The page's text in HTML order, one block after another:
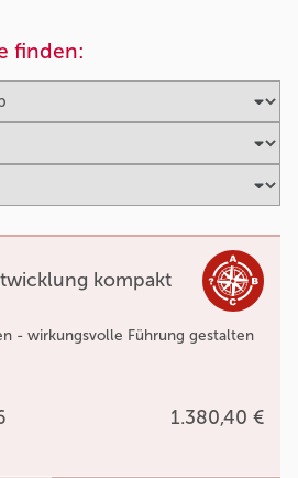
finden:
kompakt
- wirkungsvolle Führung gestalten
1.380,40 €